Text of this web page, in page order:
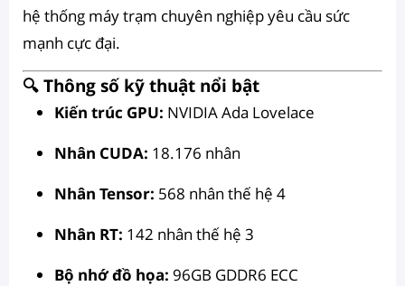
hệ thống máy trạm chuyên nghiệp yêu cầu sức
mạnh cực đại.
🔍 Thông số kỹ thuật nổi bật
Kiến trúc GPU: NVIDIA Ada Lovelace
Nhân CUDA: 18.176 nhân
Nhân Tensor: 568 nhân thế hệ 4
Nhân RT: 142 nhân thế hệ 3
Bộ nhớ đồ họa: 96GB GDDR6 ECC